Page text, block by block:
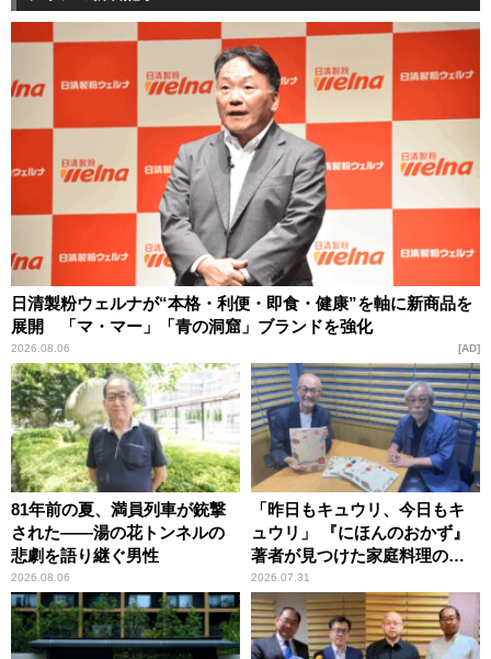
日清製粉ウェルナが“本格・利便・即食・健康”を軸に新商品を
展開 「マ・マー」「青の洞窟」ブランドを強化
2026.08.06 AD
81年前の夏、満員列車が銃撃
された――湯の花トンネルの
悲劇を語り継ぐ男性
2026.08.06
「昨日もキュウリ、今日もキ
ュウリ」 『にほんのおかず』
著者が見つけた家庭料理の知
恵
2026.07.31